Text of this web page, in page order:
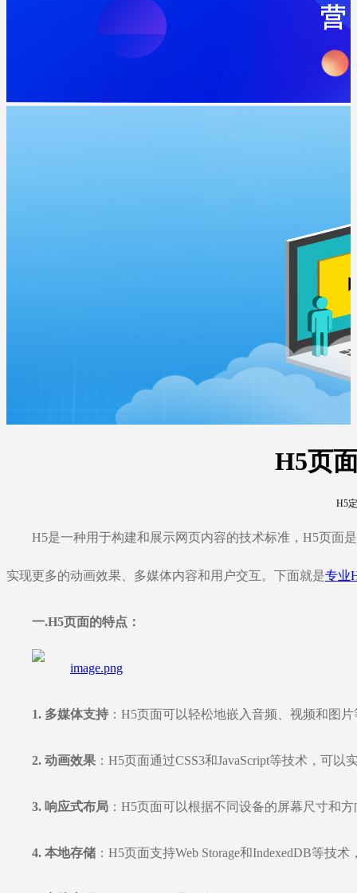
H5页
H5
H5是一种用于构建和展示网页内容的技术标准，H5页面
实现更多的动画效果、多媒体内容和用户交互。下面就是专业
一.H5页面的特点：
1. 多媒体支持 ：H5页面可以轻松地嵌入音频、视频和图
2. 动画效果 ：H5页面通过CSS3和JavaScript等技术，可
3. 响应式布局 ：H5页面可以根据不同设备的屏幕尺寸和
4. 本地存储 ：H5页面支持Web Storage和IndexedDB等技